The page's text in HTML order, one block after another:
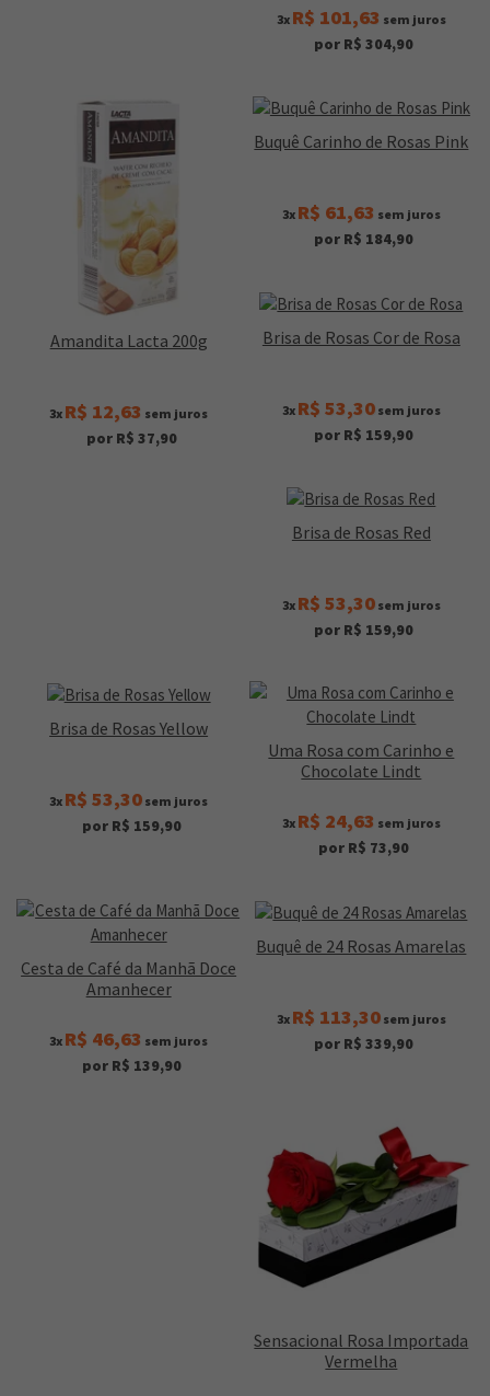
3x R$ 101,63 sem juros
por R$ 304,90
Amandita Lacta 200g
3x R$ 12,63 sem juros
por R$ 37,90
Buquê Carinho de Rosas Pink
3x R$ 61,63 sem juros
por R$ 184,90
Brisa de Rosas Cor de Rosa
3x R$ 53,30sem juros
por R$ 159,90
Brisa de Rosas Red
3x R$ 53,30sem juros
por R$ 159,90
Brisa de Rosas Yellow
3x R$ 53,30 sem juros
por R$ 159,90
Uma Rosa com Carinho e
Chocolate Lindt
3x R$ 24,63 sem juros
por R$ 73,90
Cesta de Café da Manhã Doce
Amanhecer
3x R$ 46,63 sem juros
por R$ 139,90
Buquê de 24 Rosas Amarelas
3x R$ 113,30sem juros
por R$ 339,90
Sensacional Rosa Importada
Vermelha